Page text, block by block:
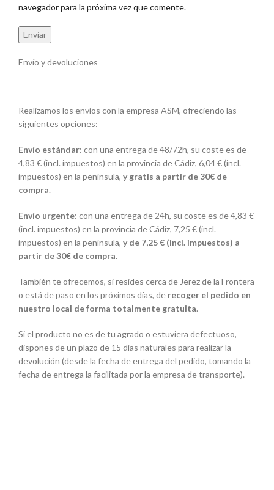
navegador para la próxima vez que comente.
Envío y devoluciones
Realizamos los envíos con la empresa ASM, ofreciendo las
siguientes opciones:
Envío estándar: con una entrega de 48/72h, su coste es de
4,83 € (incl. impuestos) en la provincia de Cádiz, 6,04 € (incl.
impuestos) en la península, y gratis a partir de 30€ de
compra.
Envío urgente: con una entrega de 24h, su coste es de 4,83 €
(incl. impuestos) en la provincia de Cádiz, 7,25 € (incl.
impuestos) en la península, y de 7,25 € (incl. impuestos) a
partir de 30€ de compra.
También te ofrecemos, si resides cerca de Jerez de la Frontera
o está de paso en los próximos días, de recoger el pedido en
nuestro local de forma totalmente gratuita.
Si el producto no es de tu agrado o estuviera defectuoso,
dispones de un plazo de 15 días naturales para realizar la
devolución (desde la fecha de entrega del pedido, tomando la
fecha de entrega la facilitada por la empresa de transporte).